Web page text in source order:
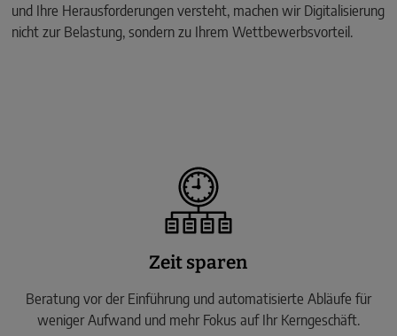
und Ihre Herausforderungen versteht, machen wir Digitalisierung
nicht zur Belastung, sondern zu Ihrem Wettbewerbsvorteil.
Zeit sparen
Beratung vor der Einführung und automatisierte Abläufe für
weniger Aufwand und mehr Fokus auf Ihr Kerngeschäft.